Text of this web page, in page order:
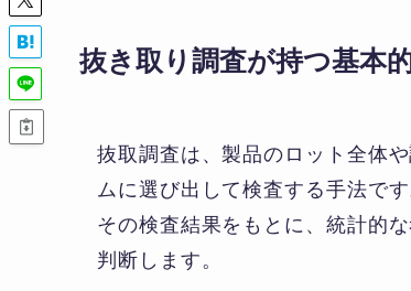
抜き取り調査が持つ基本
抜取調査は、製品のロット全体
ムに選び出して検査する手法です
その検査結果をもとに、統計的
判断します。